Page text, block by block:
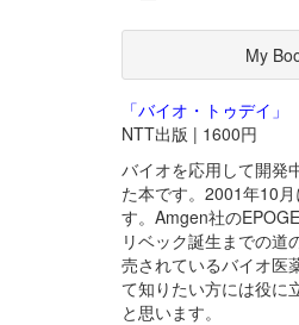
My
「バイオ・トゥデイ」
NTT出版 | 1600円
バイオを応用して開発
た本です。2001年10
す。Amgen社の
リベック誕生までの道
売されているバイオ医
て知りたい方には役に
と思います。